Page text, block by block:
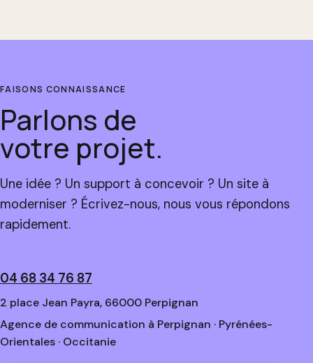
FAISONS CONNAISSANCE
Parlons de
votre projet.
Une idée ? Un support à concevoir ? Un site à
moderniser ? Écrivez-nous, nous vous répondons
rapidement.
04 68 34 76 87
2 place Jean Payra, 66000 Perpignan
Agence de communication à Perpignan · Pyrénées-
Orientales · Occitanie